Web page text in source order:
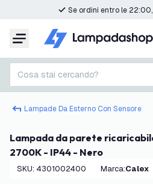
Se ordini entro le 22:00,
Menu
Cosa stai cercando?
Lampade Da Esterno Con Sensore
Lampada da parete ricaricabile con sensore - 1.5W -
2700K - IP44 - Nero
SKU: 4301002400 Marca: Calex